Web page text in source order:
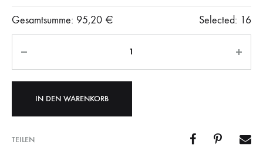
Gesamtsumme: 95,20 € Selected: 16
Anzahl
IN DEN WARENKORB
TEILEN